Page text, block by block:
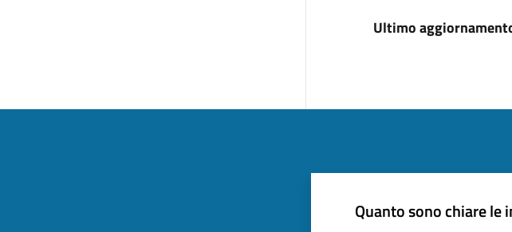
Ultimo
Quanto sono chiare le